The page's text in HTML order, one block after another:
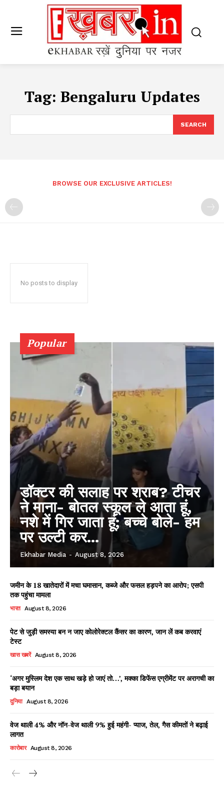
Tag: Bengaluru Updates
SEARCH
BROWSE OUR EXCLUSIVE ARTICLES!
No posts to display
Popular
डॉक्टर की सलाह पर शराब? टीचर
ने माना- बोतल स्कूल ले आता हूं,
नशे में गिर जाता हूं; बच्चे बोले- हम
पर उल्टी कर...
Ekhabar Media - August 8, 2026
जमीन के 18 खातेदारों में मचा घमासान, कब्जे और फसल हड़पने का आरोप; एसपी
तक पहुंचा मामला
भारत August 8, 2026
पेट से जुड़ी समस्या बन न जाए कोलोरेक्टल कैंसर का कारण, जान लें कब करवाएं
टेस्ट
खास खबरें August 8, 2026
‘अगर मुस्लिम देश एक साथ खड़े हो जाएं तो…’, मक्का डिफेंस एग्रीमेंट पर अरागची का
बड़ा बयान
दुनिया August 8, 2026
वेज थाली 4% और नॉन-वेज थाली 9% हुई महंगी- प्याज, तेल, गैस कीमतों ने बढ़ाई
लागत
कारोबार August 8, 2026